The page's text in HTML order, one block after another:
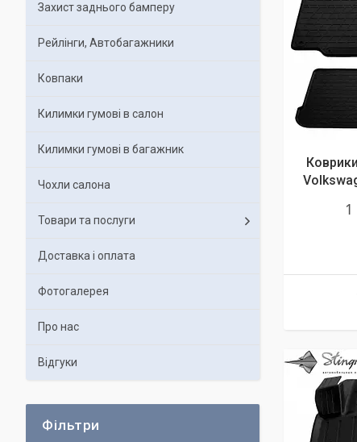
Захист заднього бамперу
Рейлінги, Автобагажники
Ковпаки
Килимки гумові в салон
Килимки гумові в багажник
Чохли салона
Товари та послуги
Доставка і оплата
Фотогалерея
Про нас
Відгуки
Фільтри